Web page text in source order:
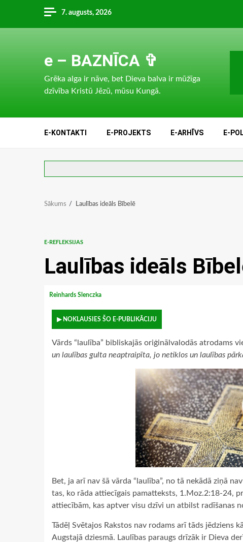
content
7. augusts, 2026
e – BAZNĪCA ✞
Grēka alga ir nāve, bet Dieva balva ir mūžīga
dzīvība Kristū Jēzū, mūsu Kungā.
E-KONTAKTI E-PROJEKTS E-ARHĪVS E-
Sākums Laulības ideāls Bībelē
E-REFLEKSIJAS
Laulības ideāls
Reinhards Slenczka
▶ NOKLAUSIES ŠO E-PUBLIKĀCIJU
Vārds “laulība” bibliskajās oriģinālvalodās atrodams
un laulības gulta neaptraipīta, jo netiklos un laulības
Bet, ja arī nav šā vārda “laulība”, no tā nekādā ziņā
tas, ko rāda attiecīgais pamatteksts, 1.Moz.2:18-24,
attiecībām, kas aptver visu dzīvi un atbilst radīšanas
Tādēļ Svētajos Rakstos nav rodams arī tāds jēdziens
Augstajā dziesmā. Laulības paraugs drīzāk ir Dieva